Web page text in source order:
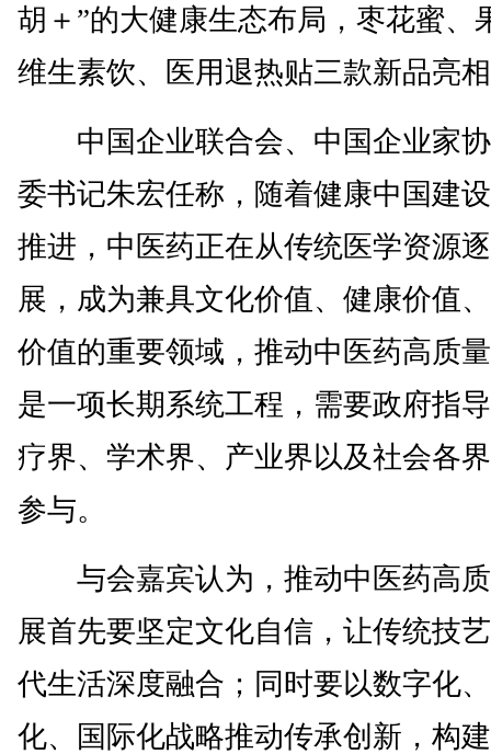
胡＋”的大健康生态布局，枣花蜜、
维生素饮、医用退热贴三款新品亮
中国企业联合会、中国企业家
委书记朱宏任称，随着健康中国建
推进，中医药正在从传统医学资源
展，成为兼具文化价值、健康价值
价值的重要领域，推动中医药高质
是一项长期系统工程，需要政府指
疗界、学术界、产业界以及社会各
参与。
与会嘉宾认为，推动中医药高
展首先要坚定文化自信，让传统技
代生活深度融合；同时要以数字化
化、国际化战略推动传承创新，构